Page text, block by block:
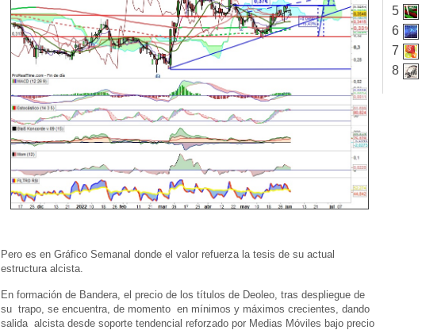
Pero es en Gráfico Semanal donde el valor refuerza la tesis de su actual
estructura alcista.
En formación de Bandera, el precio de los títulos de Deoleo, tras despliegue de
su trapo, se encuentra, de momento en mínimos y máximos crecientes, dando
salida alcista desde soporte tendencial reforzado por Medias Móviles bajo precio
5
6
7
8